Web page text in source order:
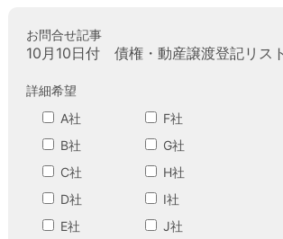
お問合せ記事
10月10日付 債権・動産譲渡登記リスト
詳細希望
A社
B社
C社
D社
E社
F社
G社
H社
I社
J社